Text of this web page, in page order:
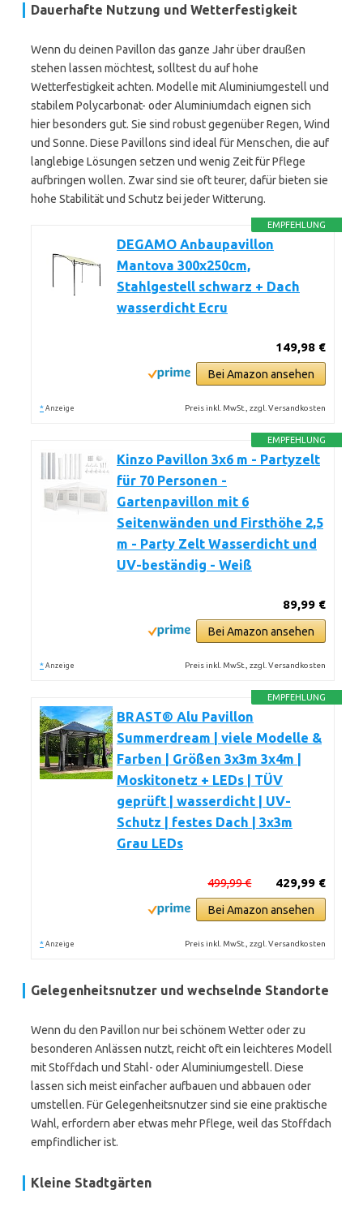
Dauerhafte Nutzung und Wetterfestigkeit
Wenn du deinen Pavillon das ganze Jahr über draußen
stehen lassen möchtest, solltest du auf hohe
Wetterfestigkeit achten. Modelle mit Aluminiumgestell und
stabilem Polycarbonat- oder Aluminiumdach eignen sich
hier besonders gut. Sie sind robust gegenüber Regen, Wind
und Sonne. Diese Pavillons sind ideal für Menschen, die auf
langlebige Lösungen setzen und wenig Zeit für Pflege
aufbringen wollen. Zwar sind sie oft teurer, dafür bieten sie
hohe Stabilität und Schutz bei jeder Witterung.
EMPFEHLUNG
DEGAMO Anbaupavillon
Mantova 300x250cm,
Stahlgestell schwarz + Dach
wasserdicht Ecru
149,98 €
Bei Amazon ansehen
* Anzeige Preis inkl. MwSt., zzgl. Versandkosten
EMPFEHLUNG
Kinzo Pavillon 3x6 m - Partyzelt
für 70 Personen -
Gartenpavillon mit 6
Seitenwänden und Firsthöhe 2,5
m - Party Zelt Wasserdicht und
UV-beständig - Weiß
89,99 €
Bei Amazon ansehen
* Anzeige Preis inkl. MwSt., zzgl. Versandkosten
EMPFEHLUNG
BRAST® Alu Pavillon
Summerdream | viele Modelle &
Farben | Größen 3x3m 3x4m |
Moskitonetz + LEDs | TÜV
geprüft | wasserdicht | UV-
Schutz | festes Dach | 3x3m
Grau LEDs
429,99 €
499,99 €
Bei Amazon ansehen
* Anzeige Preis inkl. MwSt., zzgl. Versandkosten
Gelegenheitsnutzer und wechselnde Standorte
Wenn du den Pavillon nur bei schönem Wetter oder zu
besonderen Anlässen nutzt, reicht oft ein leichteres Modell
mit Stoffdach und Stahl- oder Aluminiumgestell. Diese
lassen sich meist einfacher aufbauen und abbauen oder
umstellen. Für Gelegenheitsnutzer sind sie eine praktische
Wahl, erfordern aber etwas mehr Pflege, weil das Stoffdach
empfindlicher ist.
Kleine Stadtgärten